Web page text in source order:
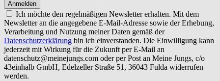
Ich möchte den regelmäßigen Newsletter erhalten. Mit dem
Newsletter an die angegebene E-Mail-Adresse sowie der Erhebung,
Verarbeitung und Nutzung meiner Daten gemäß der
Datenschutzerklärung bin ich einverstanden. Die Einwilligung kann
jederzeit mit Wirkung für die Zukunft per E-Mail an
datenschutz@meinejungs.com oder per Post an Meine Jungs, c/o
43einhalb GmbH, Edelzeller Straße 51, 36043 Fulda widerrufen
werden.